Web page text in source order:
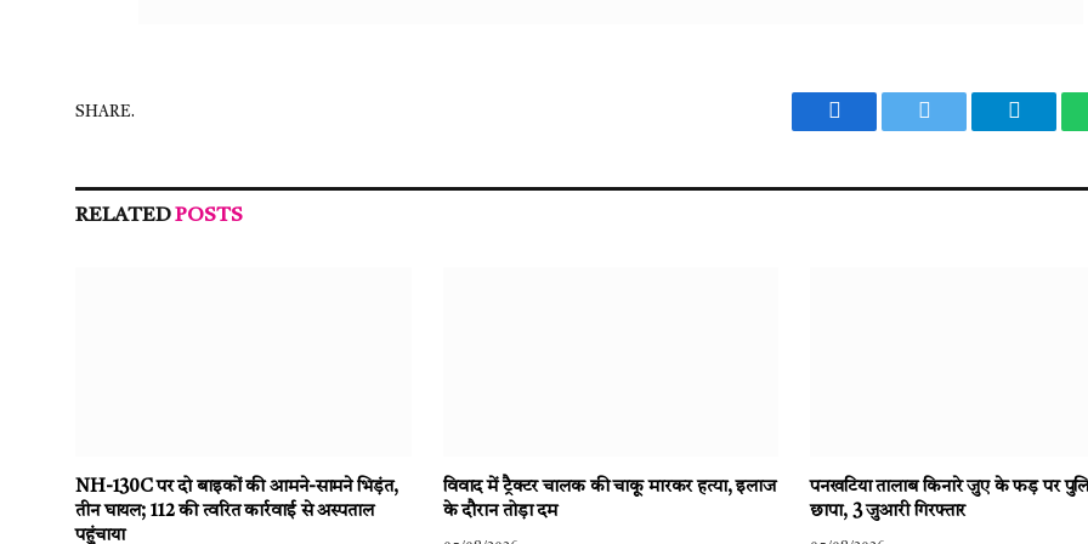
SHARE.
FacebookTwitter
RELATEDPOSTS
NH-130C पर दो बाइकों की आमने-सामने भिड़ंत,
तीन घायल; 112 की त्वरित कार्रवाई से अस्पताल
पहुंचाया
विवाद में ट्रैक्टर चालक की चाकू मारकर हत्या, इलाज
के दौरान तोड़ा दम
पनखटिया तालाब किनारे जुए के फड़ पर
छापा, 3 जुआरी गिरफ्तार